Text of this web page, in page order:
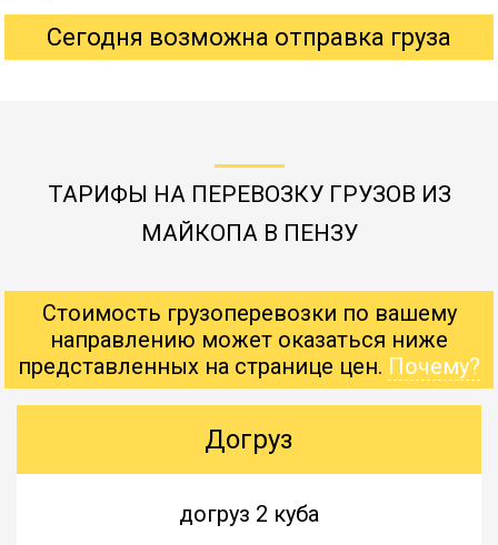
Сегодня возможна отправка груза
ТАРИФЫ НА ПЕРЕВОЗКУ ГРУЗОВ ИЗ
МАЙКОПА В ПЕНЗУ
Стоимость грузоперевозки по вашему
направлению может оказаться ниже
представленных на странице цен. Почему?
Догруз
догруз 2 куба